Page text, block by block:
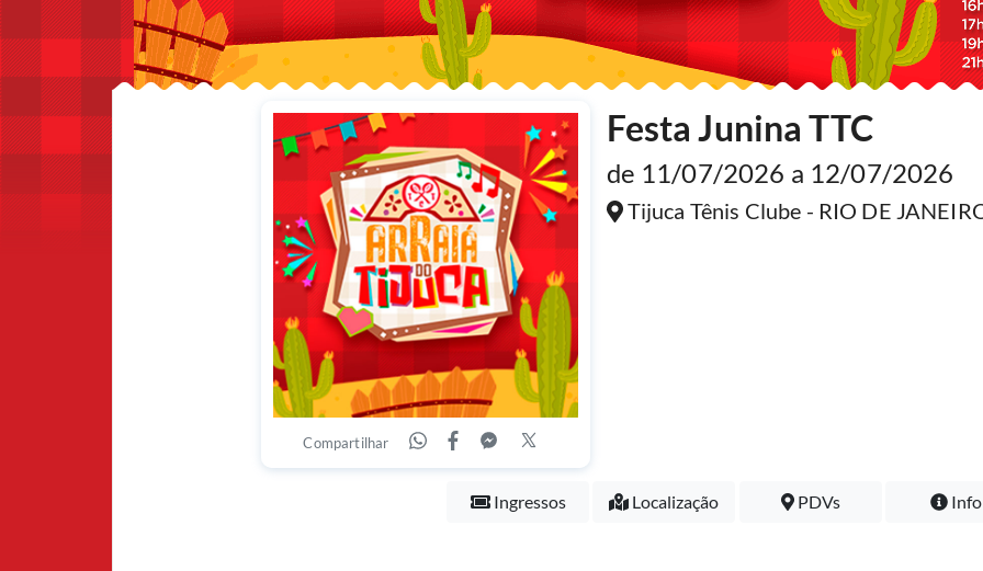
Compartilhar
Festa Junina TTC
de 11/07/2026 a 12/07/2026
Tijuca Tênis Clube - RIO DE
Ingressos Localização PDVs Info